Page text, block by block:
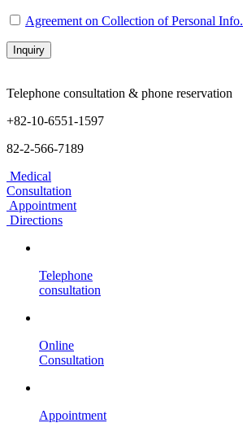
Agreement on Collection of Personal Info.
Inquiry
Telephone consultation & phone reservation
+82-10-6551-1597
82-2-566-7189
Medical
Consultation
Appointment
Directions
Telephone
consultation
Online
Consultation
Appointment